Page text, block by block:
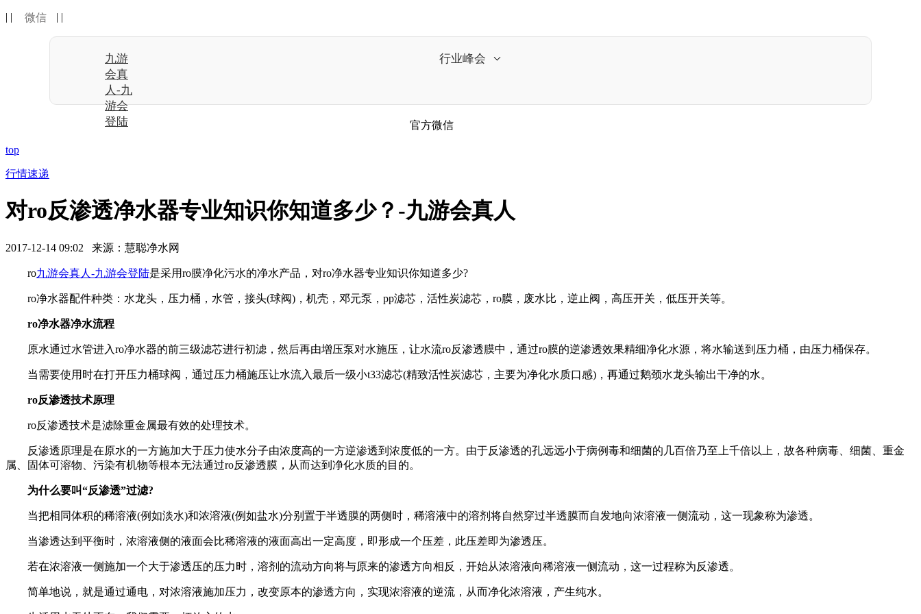
| | 微信 | |
九游
会真
人-九
游会
登陆
行业峰会
官方微信
top
行情速递
对ro反渗透净水器专业知识你知道多少？-九游会真人
2017-12-14 09:02 来源：慧聪净水网
ro九游会真人-九游会登陆是采用ro膜净化污水的净水产品，对ro净水器专业知识你知道多少?
ro净水器配件种类：水龙头，压力桶，水管，接头(球阀)，机壳，邓元泵，pp滤芯，活性炭滤芯，ro膜，废水比，逆止阀，高压开关，低压开关等。
ro净水器净水流程
原水通过水管进入ro净水器的前三级滤芯进行初滤，然后再由增压泵对水施压，让水流ro反渗透膜中，通过ro膜的逆渗透效果精细净化水源，将水输送到压力桶，由压力桶保存。
当需要使用时在打开压力桶球阀，通过压力桶施压让水流入最后一级小t33滤芯(精致活性炭滤芯，主要为净化水质口感)，再通过鹅颈水龙头输出干净的水。
ro反渗透技术原理
ro反渗透技术是滤除重金属最有效的处理技术。
反渗透原理是在原水的一方施加大于压力使水分子由浓度高的一方逆渗透到浓度低的一方。由于反渗透的孔远远小于病例毒和细菌的几百倍乃至上千倍以上，故各种病毒、细菌、重金
属、固体可溶物、污染有机物等根本无法通过ro反渗透膜，从而达到净化水质的目的。
为什么要叫“反渗透”过滤?
当把相同体积的稀溶液(例如淡水)和浓溶液(例如盐水)分别置于半透膜的两侧时，稀溶液中的溶剂将自然穿过半透膜而自发地向浓溶液一侧流动，这一现象称为渗透。
当渗透达到平衡时，浓溶液侧的液面会比稀溶液的液面高出一定高度，即形成一个压差，此压差即为渗透压。
若在浓溶液一侧施加一个大于渗透压的压力时，溶剂的流动方向将与原来的渗透方向相反，开始从浓溶液向稀溶液一侧流动，这一过程称为反渗透。
简单地说，就是通过通电，对浓溶液施加压力，改变原本的渗透方向，实现浓溶液的逆流，从而净化浓溶液，产生纯水。